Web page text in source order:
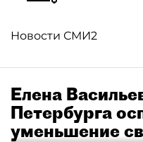
Новости СМИ2
Елена
Петербурга
уменьшение